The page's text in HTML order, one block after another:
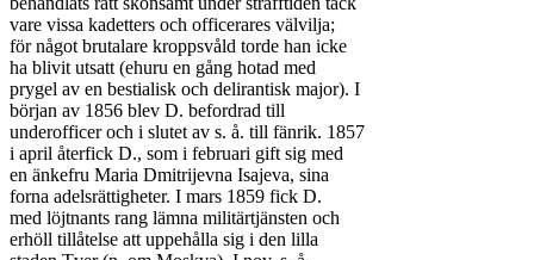
vare vissa kadetters och officerares välvilja;
för något brutalare kroppsvåld torde han icke
ha blivit utsatt (ehuru en gång hotad med
prygel av en bestialisk och delirantisk major). I
början av 1856 blev D. befordrad till
underofficer och i slutet av s. å. till fänrik. 1857
i april återfick D., som i februari gift sig med
en änkefru Maria Dmitrijevna Isajeva, sina
forna adelsrättigheter. I mars 1859 fick D.
med löjtnants rang lämna militärtjänsten och
erhöll tillåtelse att uppehålla sig i den lilla